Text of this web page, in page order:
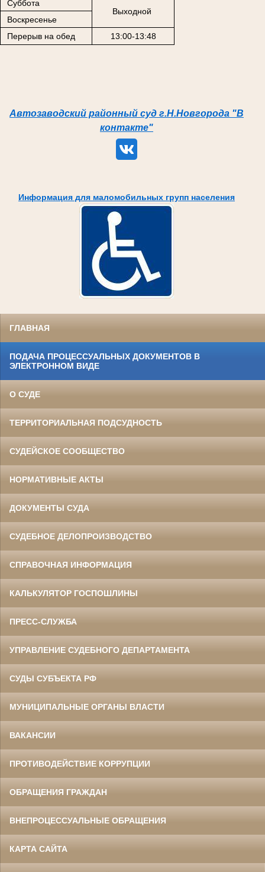
Суббота
Выходной
Воскресенье
Перерыв на обед
13:00-13:48
Автозаводский районный суд г.Н.Новгорода "В
контакте"
Информация для маломобильных групп населения
ГЛАВНАЯ
ПОДАЧА ПРОЦЕССУАЛЬНЫХ ДОКУМЕНТОВ В
ЭЛЕКТРОННОМ ВИДЕ
О СУДЕ
ТЕРРИТОРИАЛЬНАЯ ПОДСУДНОСТЬ
СУДЕЙСКОЕ СООБЩЕСТВО
НОРМАТИВНЫЕ АКТЫ
ДОКУМЕНТЫ СУДА
СУДЕБНОЕ ДЕЛОПРОИЗВОДСТВО
СПРАВОЧНАЯ ИНФОРМАЦИЯ
КАЛЬКУЛЯТОР ГОСПОШЛИНЫ
ПРЕСС-СЛУЖБА
УПРАВЛЕНИЕ СУДЕБНОГО ДЕПАРТАМЕНТА
СУДЫ СУБЪЕКТА РФ
МУНИЦИПАЛЬНЫЕ ОРГАНЫ ВЛАСТИ
ВАКАНСИИ
ПРОТИВОДЕЙСТВИЕ КОРРУПЦИИ
ОБРАЩЕНИЯ ГРАЖДАН
ВНЕПРОЦЕССУАЛЬНЫЕ ОБРАЩЕНИЯ
КАРТА САЙТА